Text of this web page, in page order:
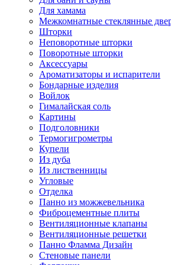
Для хамама
Межкомнатные стеклянные
Шторки
Неповоротные шторки
Поворотные шторки
Аксессуары
Ароматизаторы и испарители
Бондарные изделия
Войлок
Гималайская соль
Картины
Подголовники
Термогигрометры
Купели
Из дуба
Из лиственницы
Угловые
Отделка
Панно из можжевельника
Фиброцементные плиты
Вентиляционные клапаны
Вентиляционные решетки
Панно Фламма Дизайн
Стеновые панели